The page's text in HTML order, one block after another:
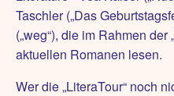
Taschler („Das
(„weg“), die im Rahmen der
aktuellen Romanen lesen.
Wer die „LiteraTour“ noch